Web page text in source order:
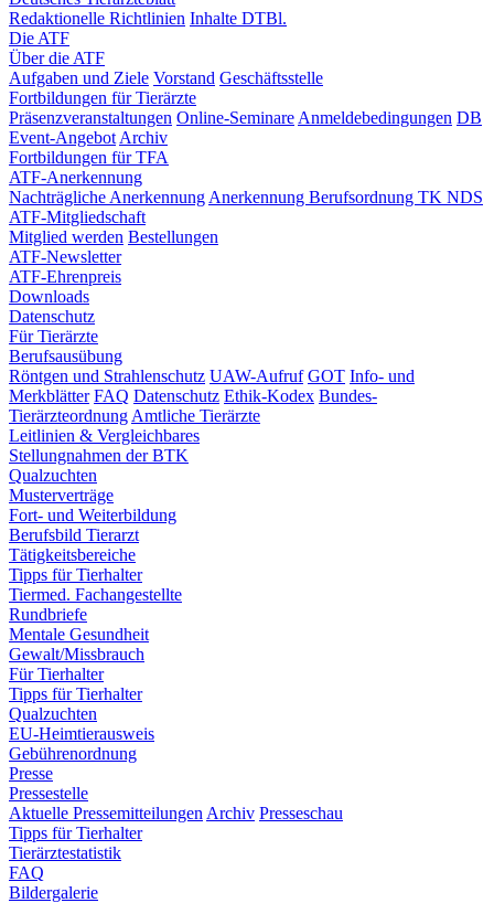
Redaktionelle Richtlinien Inhalte DTBl.
Die ATF
Über die ATF
Aufgaben und Ziele Vorstand Geschäftsstelle
Fortbildungen für Tierärzte
Präsenzveranstaltungen Online-Seminare Anmeldebedingungen DB
Event-Angebot Archiv
Fortbildungen für TFA
ATF-Anerkennung
Nachträgliche Anerkennung Anerkennung Berufsordnung TK NDS
ATF-Mitgliedschaft
Mitglied werden Bestellungen
ATF-Newsletter
ATF-Ehrenpreis
Downloads
Datenschutz
Für Tierärzte
Berufsausübung
Röntgen und Strahlenschutz UAW-Aufruf GOT Info- und
Merkblätter FAQ Datenschutz Ethik-Kodex Bundes-
Tierärzteordnung Amtliche Tierärzte
Leitlinien & Vergleichbares
Stellungnahmen der BTK
Qualzuchten
Musterverträge
Fort- und Weiterbildung
Berufsbild Tierarzt
Tätigkeitsbereiche
Tipps für Tierhalter
Tiermed. Fachangestellte
Rundbriefe
Mentale Gesundheit
Gewalt/Missbrauch
Für Tierhalter
Tipps für Tierhalter
Qualzuchten
EU-Heimtierausweis
Gebührenordnung
Presse
Pressestelle
Aktuelle Pressemitteilungen Archiv Presseschau
Tipps für Tierhalter
Tierärztestatistik
FAQ
Bildergalerie